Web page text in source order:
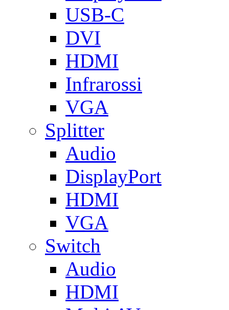
USB-C
DVI
HDMI
Infrarossi
VGA
Splitter
Audio
DisplayPort
HDMI
VGA
Switch
Audio
HDMI